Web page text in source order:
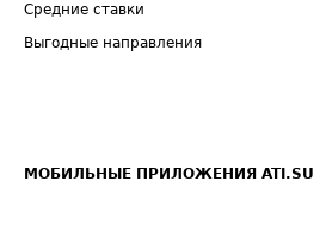
Средние ставки
Выгодные направления
МОБИЛЬНЫЕ ПРИЛОЖЕНИЯ ATI.SU